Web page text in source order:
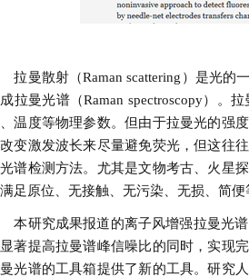
曼散射（Raman scattering）是光的
拉曼光谱（Raman spectroscopy）。
温度等物理参数。但由于拉曼光的强
变激发波长来尽量避免荧光，但这往
谱检测方法。尤其是文物考古、火星
足原位、无接触、无污染、无损、简
研究成果报道的离子风增强拉曼光谱（
著提高拉曼谱峰信噪比的同时，实现
光谱的工具箱提供了新的工具。研究